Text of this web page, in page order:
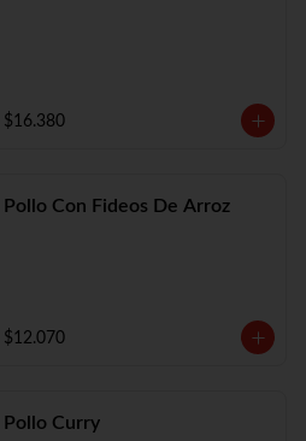
$16.380
Pollo Con Fideos De Arroz
$12.070
Pollo Curry